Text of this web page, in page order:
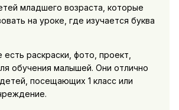
младшего возраста, которые
на уроке, где изучается буква
есть раскраски, фото, проект,
обучения малышей. Они отлично
посещающих 1 класс или